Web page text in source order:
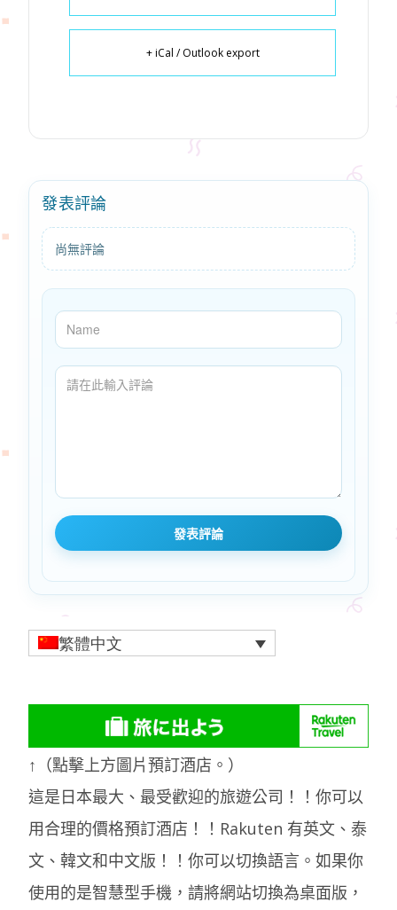
+ iCal / Outlook export
發表評論
尚無評論
繁體中文
↑（點擊上方圖片預訂酒店。）
這是日本最大、最受歡迎的旅遊公司！！你可以
用合理的價格預訂酒店！！Rakuten 有英文、泰
文、韓文和中文版！！你可以切換語言。如果你
使用的是智慧型手機，請將網站切換為桌面版，